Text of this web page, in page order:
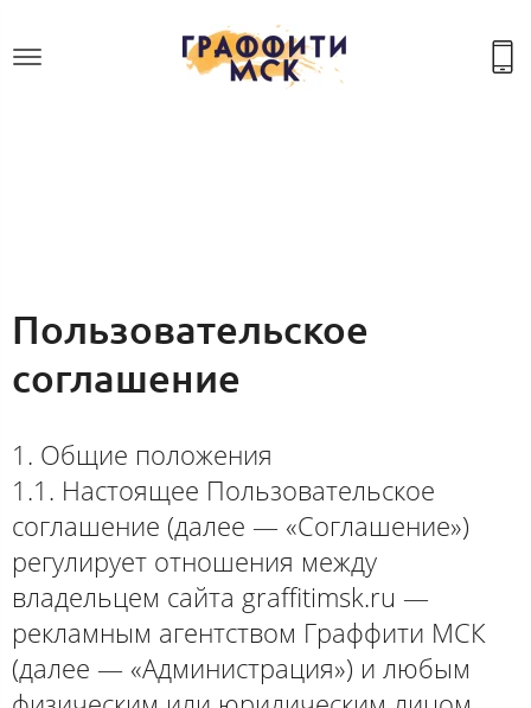
Пользовательское
соглашение
1. Общие положения
1.1. Настоящее Пользовательское
соглашение (далее — «Соглашение»)
регулирует отношения между
владельцем сайта graffitimsk.ru —
рекламным агентством Граффити МСК
(далее — «Администрация») и любым